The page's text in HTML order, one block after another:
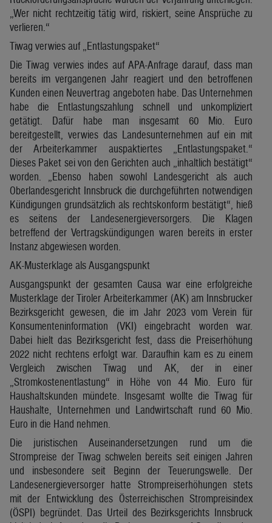
„Wer nicht rechtzeitig tätig wird, riskiert, seine Ansprüche zu
verlieren.“
Tiwag verwies auf „Entlastungspaket“
Die Tiwag verwies indes auf APA-Anfrage darauf, dass man
bereits im vergangenen Jahr reagiert und den betroffenen
Kunden einen Neuvertrag angeboten habe. Das Unternehmen
habe die Entlastungszahlung schnell und unkompliziert
getätigt. Dafür habe man insgesamt 60 Mio. Euro
bereitgestellt, verwies das Landesunternehmen auf ein mit
der Arbeiterkammer auspaktiertes „Entlastungspaket.“
Dieses Paket sei von den Gerichten auch „inhaltlich bestätigt“
worden. „Ebenso haben sowohl Landesgericht als auch
Oberlandesgericht Innsbruck die durchgeführten notwendigen
Kündigungen grundsätzlich als rechtskonform bestätigt“, hieß
es seitens der Landesenergieversorgers. Die Klagen
betreffend der Vertragskündigungen waren bereits in erster
Instanz abgewiesen worden.
AK-Musterklage als Ausgangspunkt
Ausgangspunkt der gesamten Causa war eine erfolgreiche
Musterklage der Tiroler Arbeiterkammer (AK) am Innsbrucker
Bezirksgericht gewesen, die im Jahr 2023 vom Verein für
Konsumenteninformation (VKI) eingebracht worden war.
Dabei hielt das Bezirksgericht fest, dass die Preiserhöhung
2022 nicht rechtens erfolgt war. Daraufhin kam es zu einem
Vergleich zwischen Tiwag und AK, der in einer
„Stromkostenentlastung“ in Höhe von 44 Mio. Euro für
Haushaltskunden mündete. Insgesamt wollte die Tiwag für
Haushalte, Unternehmen und Landwirtschaft rund 60 Mio.
Euro in die Hand nehmen.
Die juristischen Auseinandersetzungen rund um die
Strompreise der Tiwag schwelen bereits seit einigen Jahren
und insbesondere seit Beginn der Teuerungswelle. Der
Landesenergieversorger hatte Strompreiserhöhungen stets
mit der Entwicklung des Österreichischen Strompreisindex
(ÖSPI) begründet. Das Urteil des Bezirksgerichts Innsbruck